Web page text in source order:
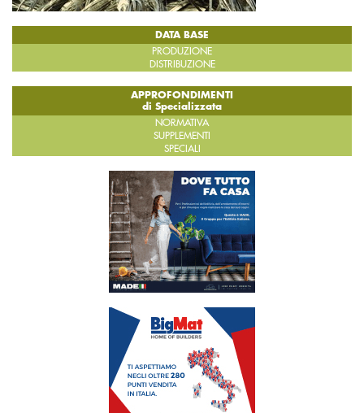
DATA BASE
PRODUZIONE
DISTRIBUZIONE
APPROFONDIMENTI
di Specializzata
NORMATIVA
SUPPLEMENTI
SPECIALI